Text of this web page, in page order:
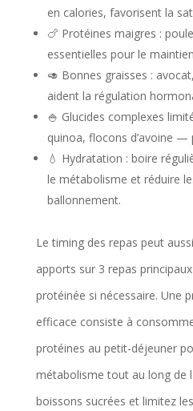
en calories, favorisent la
🍗 Protéines maigres :
essentielles pour le
🥑 Bonnes graisses :
aident la régulation
🍚 Glucides complexes
quinoa, flocons d’avoine —
💧 Hydratation : boire
le métabolisme et réduire
ballonnement.
Le timing des repas peut
apports sur 3 repas
protéinée si nécessaire. Une
efficace consiste à
protéines au petit-déjeuner
métabolisme tout au long de
boissons sucrées et limitez